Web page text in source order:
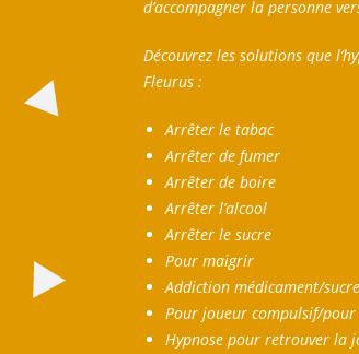
d’accompagner la personne
Découvrez les solutions que
Fleurus :
Arrêter le tabac
Arrêter de fumer
Arrêter de boire
Arrêter l’alcool
Arrêter le sucre
Pour maigrir
Addiction médicament/
Pour joueur compulsif/
Hypnose pour retrouver la